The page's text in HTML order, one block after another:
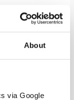
About
via Google